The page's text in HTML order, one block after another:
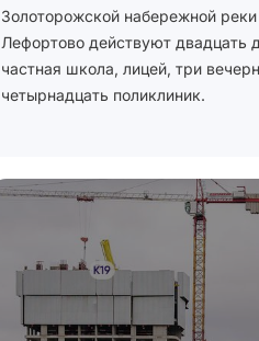
Золоторожской набережной
Лефортoвo действуют двадцать
частная школа, лицей, три
четырнадцать поликлиник.